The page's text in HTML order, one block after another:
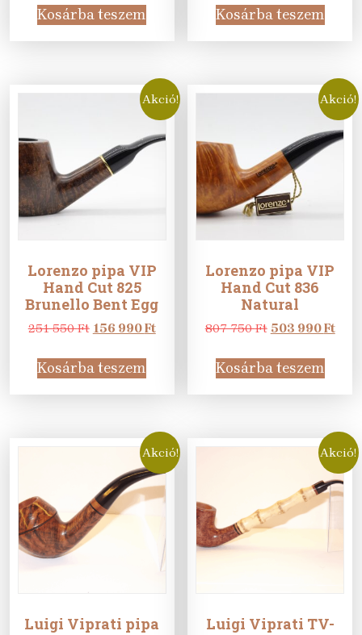
was:
125
550 Ft.
990 Ft.
Kosárba teszem
was:
400
050 Ft.
990
Kosárba teszem
Akció!
Lorenzo pipa VIP
Hand Cut 825
Brunello Bent Egg
251 550Ft Original
was:
251
550 Ft.
156 990FtCurrent
990 Ft.
Kosárba teszem
Akció!
Lorenzo pipa VIP
Hand Cut 836
Natural
807 750Ft Original
was:
807
750 Ft.
503 990Ft
990
Kosárba teszem
Akció!
Luigi Viprati pipa
Akció!
Luigi Viprati TV-